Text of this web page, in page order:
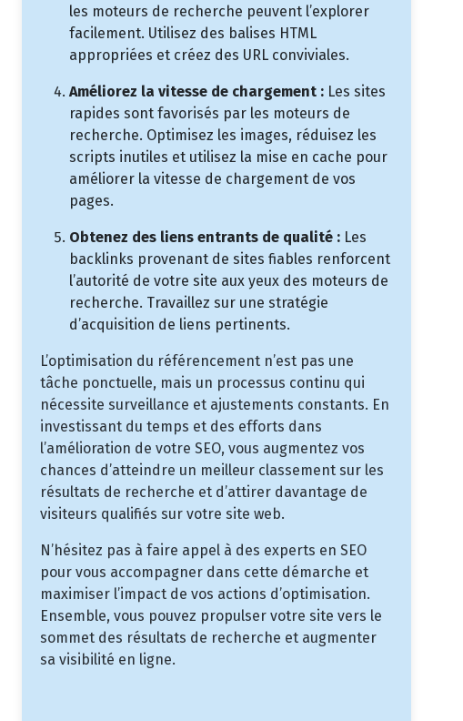
les moteurs de recherche peuvent l’explorer
facilement. Utilisez des balises HTML
appropriées et créez des URL conviviales.
Améliorez la vitesse de chargement : Les sites
rapides sont favorisés par les moteurs de
recherche. Optimisez les images, réduisez les
scripts inutiles et utilisez la mise en cache pour
améliorer la vitesse de chargement de vos
pages.
Obtenez des liens entrants de qualité : Les
backlinks provenant de sites fiables renforcent
l’autorité de votre site aux yeux des moteurs de
recherche. Travaillez sur une stratégie
d’acquisition de liens pertinents.
L’optimisation du référencement n’est pas une
tâche ponctuelle, mais un processus continu qui
nécessite surveillance et ajustements constants. En
investissant du temps et des efforts dans
l’amélioration de votre SEO, vous augmentez vos
chances d’atteindre un meilleur classement sur les
résultats de recherche et d’attirer davantage de
visiteurs qualifiés sur votre site web.
N’hésitez pas à faire appel à des experts en SEO
pour vous accompagner dans cette démarche et
maximiser l’impact de vos actions d’optimisation.
Ensemble, vous pouvez propulser votre site vers le
sommet des résultats de recherche et augmenter
sa visibilité en ligne.